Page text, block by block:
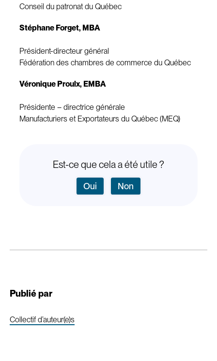
Conseil du patronat du Québec
Stéphane Forget, MBA
Président-directeur général
Fédération des chambres de commerce du Québec
Véronique Proulx, EMBA
Présidente – directrice générale
Manufacturiers et Exportateurs du Québec (MEQ)
Est-ce que cela a été utile ?
Oui Non
Publié par
Collectif d’auteur(e)s